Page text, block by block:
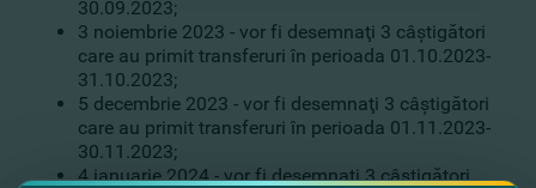
30.09.2023;
3 noiembrie 2023 - vor fi desemnaţi 3 câştigători
care au primit transferuri în perioada 01.10.2023-
31.10.2023;
5 decembrie 2023 - vor fi desemnaţi 3 câştigători
care au primit transferuri în perioada 01.11.2023-
30.11.2023;
4 ianuarie 2024 - vor fi desemnaţi 3 câştigători